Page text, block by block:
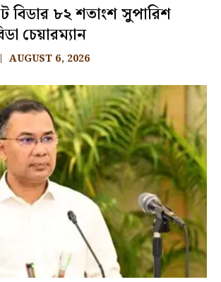
বিডার ৮২ শতাংশ সুপারিশ
চেয়ারম্যান
AUGUST 6, 2026